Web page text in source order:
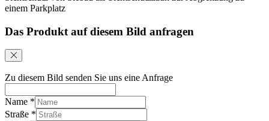
einem Parkplatz
Das Produkt auf diesem Bild anfragen
Zu diesem Bild senden Sie uns eine Anfrage
Name *
Straße *